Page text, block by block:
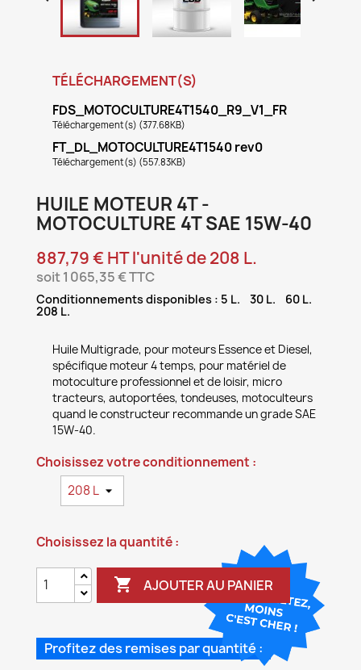
TÉLÉCHARGEMENT(S)
FDS_MOTOCULTURE4T1540_R9_V1_FR
Téléchargement(s) (377.68KB)
FT_DL_MOTOCULTURE4T1540 rev0
Téléchargement(s) (557.83KB)
HUILE MOTEUR 4T -
MOTOCULTURE 4T SAE 15W-40
887,79 € HT l'unité de 208 L.
soit 1 065,35 € TTC
Conditionnements disponibles : 5 L. 30 L. 60 L.
208 L.
Huile Multigrade, pour moteurs Essence et Diesel,
spécifique moteur 4 temps, pour matériel de
motoculture professionnel et de loisir, micro
tracteurs, autoportées, tondeuses, motoculteurs
quand le constructeur recommande un grade SAE
15W-40.
Choisissez votre conditionnement :
Choisissez la quantité :
 AJOUTER AU PANIER
Profitez des remises par quantité :